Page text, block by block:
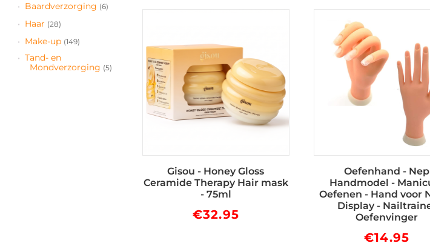
Baardverzorging (6)
Haar (28)
Make-up (149)
Tand- en
Mondverzorging (5)
Gisou - Honey Gloss
Ceramide Therapy Hair mask
- 75ml
€32.95
Oefenhand - Nep
Handmodel -
Oefenen - Hand voor
Display -
Oefenvinger
€14.95